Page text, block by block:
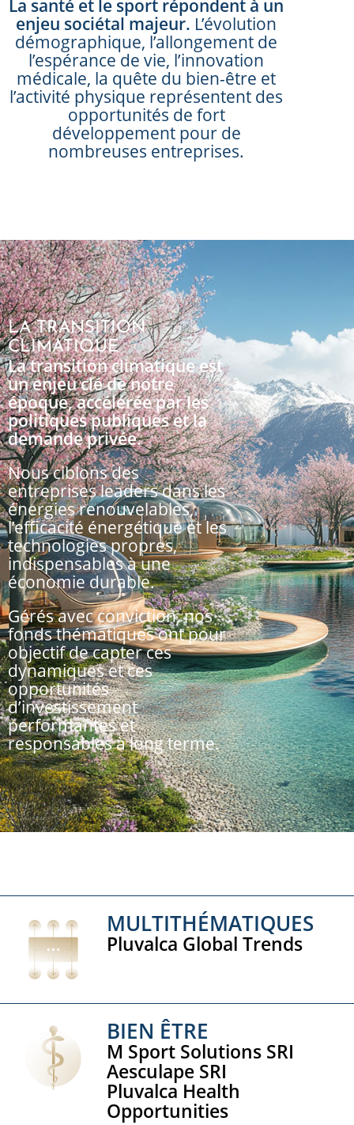
La santé et le sport répondent à un
enjeu sociétal majeur. L’évolution
démographique, l’allongement de
l’espérance de vie, l’innovation
médicale, la quête du bien-être et
l’activité physique représentent des
opportunités de fort
développement pour de
nombreuses entreprises.
LA TRANSITION
CLIMATIQUE
La transition climatique est
un enjeu clé de notre
époque, accélérée par les
politiques publiques et la
demande privée.
Nous ciblons des
entreprises leaders dans les
énergies renouvelables,
l’efficacité énergétique et les
technologies propres,
indispensables à une
économie durable.
Gérés avec conviction, nos
fonds thématiques ont pour
objectif de capter ces
dynamiques et ces
opportunités
d’investissement
performantes et
responsables à long terme.
MULTITHÉMATIQUES
Pluvalca Global Trends
BIEN ÊTRE
M Sport Solutions SRI
Aesculape SRI
Pluvalca Health
Opportunities